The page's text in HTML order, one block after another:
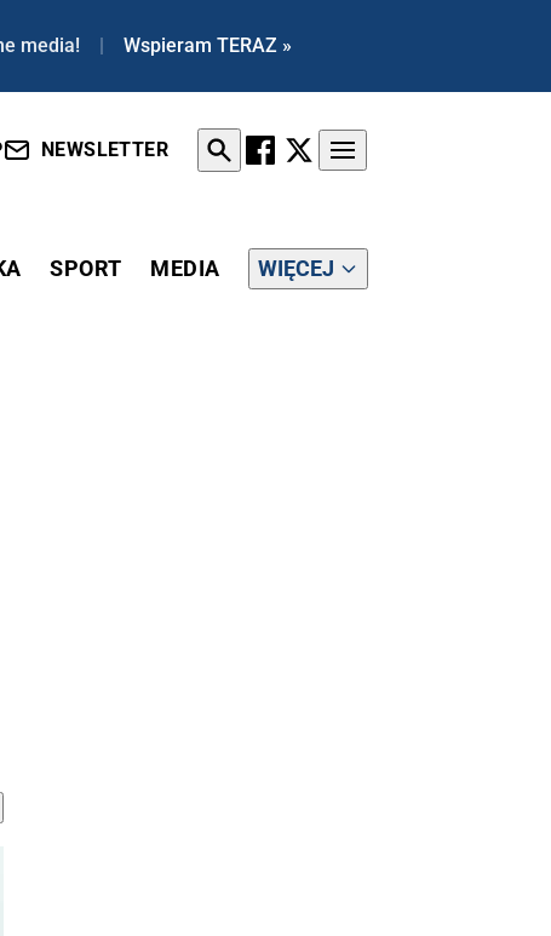
media! | Wspieram TERAZ »
NEWSLETTER
SPORT MEDIA WIĘCEJ